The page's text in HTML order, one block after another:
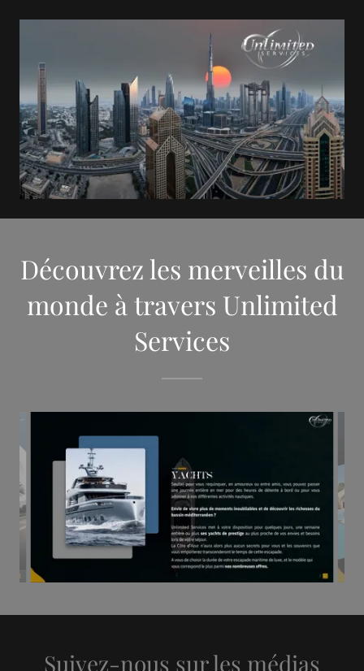
Découvrez les merveilles du
monde à travers Unlimited
Services
Suivez-nous sur les médias